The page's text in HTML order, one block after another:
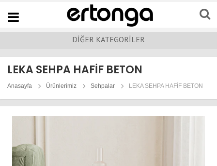
Navigation
DİĞER KATEGORİLER
LEKA SEHPA HAFİF BETON
Anasayfa Ürünlerimiz Sehpalar LEKA SEHPA HAFİF BETON